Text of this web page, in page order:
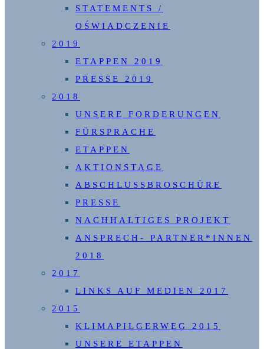
STATEMENTS /
OŚWIADCZENIE
2019
ETAPPEN 2019
PRESSE 2019
2018
UNSERE FORDERUNGEN
FÜRSPRACHE
ETAPPEN
AKTIONSTAGE
ABSCHLUSSBROSCHÜRE
PRESSE
NACHHALTIGES PROJEKT
ANSPRECH- PARTNER*INNEN
2018
2017
LINKS AUF MEDIEN 2017
2015
KLIMAPILGERWEG 2015
UNSERE ETAPPEN